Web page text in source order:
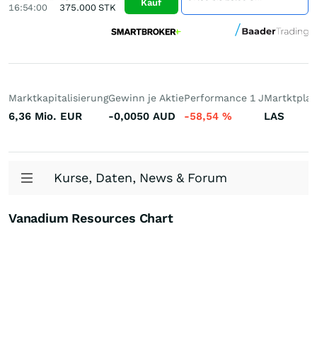
16:54:00 375.000STK Kauf
Marktkapitalisierung
6,36 Mio. EUR
Gewinn je Aktie
-0,0050 AUD
Performance 1 J
-58,54 % LAS
Kurse, Daten, News & Forum
Vanadium Resources Chart